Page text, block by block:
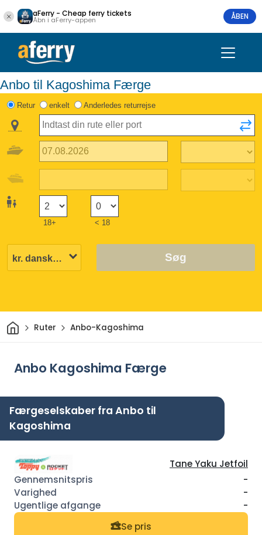
aFerry - Cheap ferry tickets
Åbn i aFerry-appen ÅBEN
Anbo til Kagoshima Færge
Retur enkelt Anderledes returrejse
18+ < 18
Søg
HjemRuter Anbo-Kagoshima
Anbo Kagoshima Færge
Færgeselskaber fra Anbo til
Kagoshima
Tane Yaku Jetfoil
-
-
-
Se pris